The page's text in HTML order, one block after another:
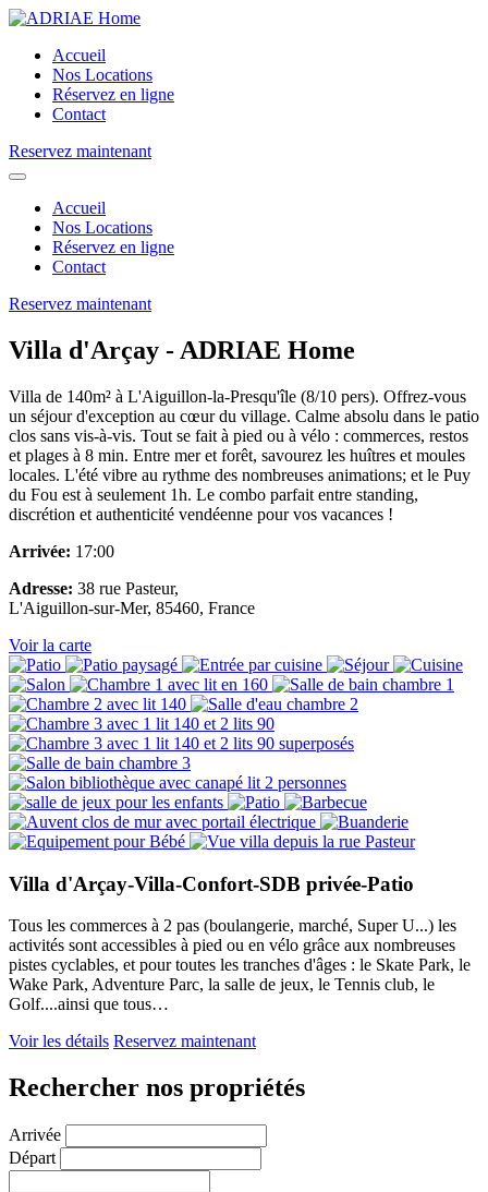
Accueil
Nos Locations
Réservez en ligne
Contact
Reservez maintenant
Accueil
Nos Locations
Réservez en ligne
Contact
Reservez maintenant
Villa d'Arçay - ADRIAE Home
Villa de 140m² à L'Aiguillon-la-Presqu'île (8/10 pers). Offrez-vous
un séjour d'exception au cœur du village. Calme absolu dans le patio
clos sans vis-à-vis. Tout se fait à pied ou à vélo : commerces, restos
et plages à 8 min. Entre mer et forêt, savourez les huîtres et moules
locales. L'été vibre au rythme des nombreuses animations; et le Puy
du Fou est à seulement 1h. Le combo parfait entre standing,
discrétion et authenticité vendéenne pour vos vacances !
Arrivée: 17:00
Adresse: 38 rue Pasteur,
L'Aiguillon-sur-Mer, 85460, France
Voir la carte
Villa d'Arçay-Villa-Confort-SDB privée-Patio
Tous les commerces à 2 pas (boulangerie, marché, Super U...) les
activités sont accessibles à pied ou en vélo grâce aux nombreuses
pistes cyclables, et pour toutes les tranches d'âges : le Skate Park, le
Wake Park, Adventure Parc, la salle de jeux, le Tennis club, le
Golf....ainsi que tous…
Voir les détails Reservez maintenant
Rechercher nos propriétés
Arrivée
Départ